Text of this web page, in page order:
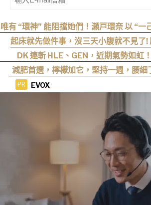
唯有 “環神” 能阻擋她們！瀬戸環奈 以 “一
強逆襲」，重磅連霸「七月份
起床就先做件事，沒三天小腹就不見了!
DK 連斬 HLE、GEN，近期氣勢如虹
cvMax：多虧監督大量人身攻擊
減肥首選，檸檬加它，堅持一週，腰細
PR EVOX